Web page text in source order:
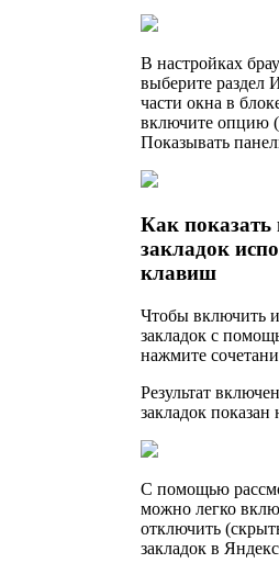
В настройках
выберите раздел
части окна в
включите опцию
Показывать
Как
закладок
клавиш
Чтобы включить
закладок с
нажмите
Результат
закладок
С помощью
можно легко
отключить
закладок в